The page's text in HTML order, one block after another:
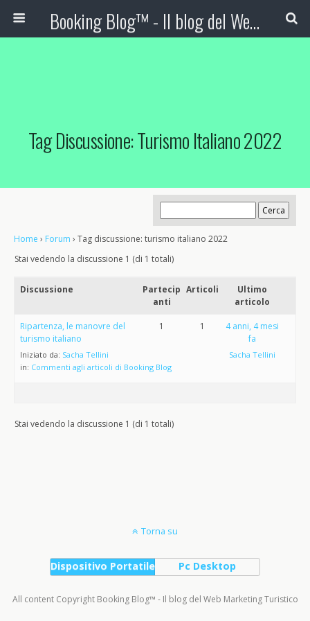
Booking Blog™ - Il blog del Web Marketing Turistico
Tag Discussione: Turismo Italiano 2022
Home › Forum › Tag discussione: turismo italiano 2022
Stai vedendo la discussione 1 (di 1 totali)
Discussione
Partecip
anti
Articoli
Ultimo
articolo
Ripartenza, le manovre del
turismo italiano
Iniziato da: Sacha Tellini
in: Commenti agli articoli di Booking Blog
1 1
4 anni, 4 mesi
fa
Sacha Tellini
Stai vedendo la discussione 1 (di 1 totali)
Torna su
Dispositivo Portatile Pc Desktop
All content Copyright Booking Blog™ - Il blog del Web Marketing Turistico